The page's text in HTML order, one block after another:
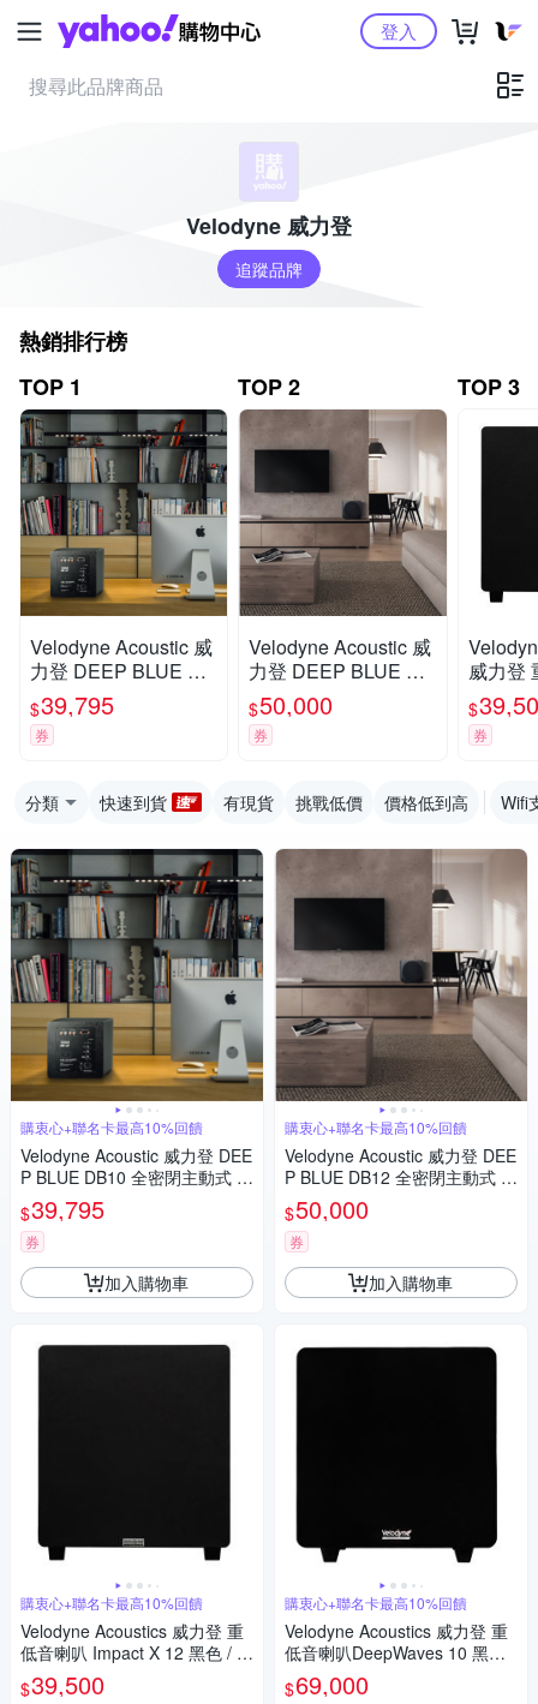
Yahoo購物中心登入
Velodyne 威力登
追蹤品牌
熱銷排行榜
TOP 1
Velodyne Acoustic 威
力登 DEEP BLUE DB
10 全密閉主動式 超低
音/重低音 揚聲器
$39,795
券
TOP 2
Velodyne Acoustic 威
力登 DEEP BLUE DB
12 全密閉主動式 超低
音/重低音 揚聲器
$50,000
券
TOP 3
威力登
pact X
公司貨
$
券
分類 快速到貨 有現貨 挑戰低價 價格低到高 Wifi
購衷心+聯名卡最高10%回饋
Velodyne Acoustic 威力登 DEE
P BLUE DB10 全密閉主動式 超
低音/重低音 揚聲器
$39,795
券
加入購物車
購衷心+聯名卡最高10%回饋
Velodyne Acoustics 威力登 重
低音喇叭 Impact X 12 黑色 / 台
灣公司貨
$39,500
購衷心+聯名卡最高10%回饋
Velodyne Acoustic 威力登 DEE
P BLUE DB12 全密閉主動式 超
低音/重低音 揚聲器
$50,000
券
加入購物車
購衷心+聯名卡最高10%回饋
Velodyne Acoustics 威力登 重
低音喇叭DeepWaves 10 黑色 /
台灣公司貨
$69,000